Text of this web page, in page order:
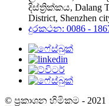
දිස්ත්‍රික්කය, Dalang
District, Shenzhen
දුරකථන: 0086 -
© ප්‍රකාශන හිමිකම -